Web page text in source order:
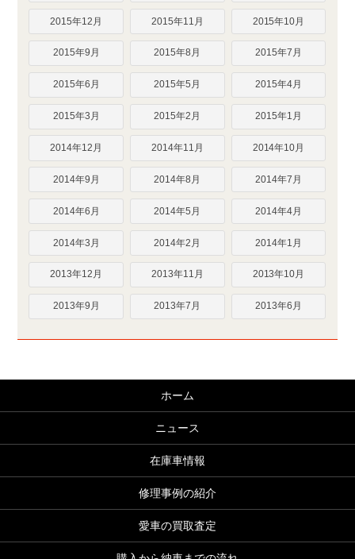
2015年12月 2015年11月 2015年10月
2015年9月 2015年8月 2015年7月
2015年6月 2015年5月 2015年4月
2015年3月 2015年2月 2015年1月
2014年12月 2014年11月 2014年10月
2014年9月 2014年8月 2014年7月
2014年6月 2014年5月 2014年4月
2014年3月 2014年2月 2014年1月
2013年12月 2013年11月 2013年10月
2013年9月 2013年7月 2013年6月
ホーム
ニュース
在庫車情報
修理事例の紹介
愛車の買取査定